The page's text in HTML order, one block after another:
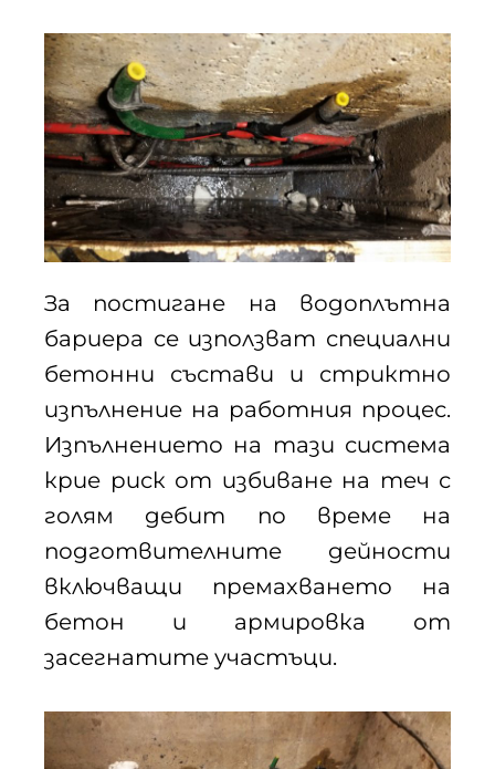
За постигане на водоплътна
бариера се използват специални
бетонни състави и стриктно
изпълнение на работния процес.
Изпълнението на тази система
крие риск от избиване на теч с
голям дебит по време на
подготвителните дейности
включващи премахването на
бетон и армировка от
засегнатите участъци.